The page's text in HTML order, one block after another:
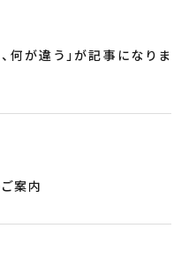
何が違う」が記事になりま
案内